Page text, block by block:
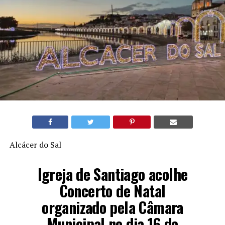
Alcácer do Sal
Igreja de Santiago acolhe
Concerto de Natal
organizado pela Câmara